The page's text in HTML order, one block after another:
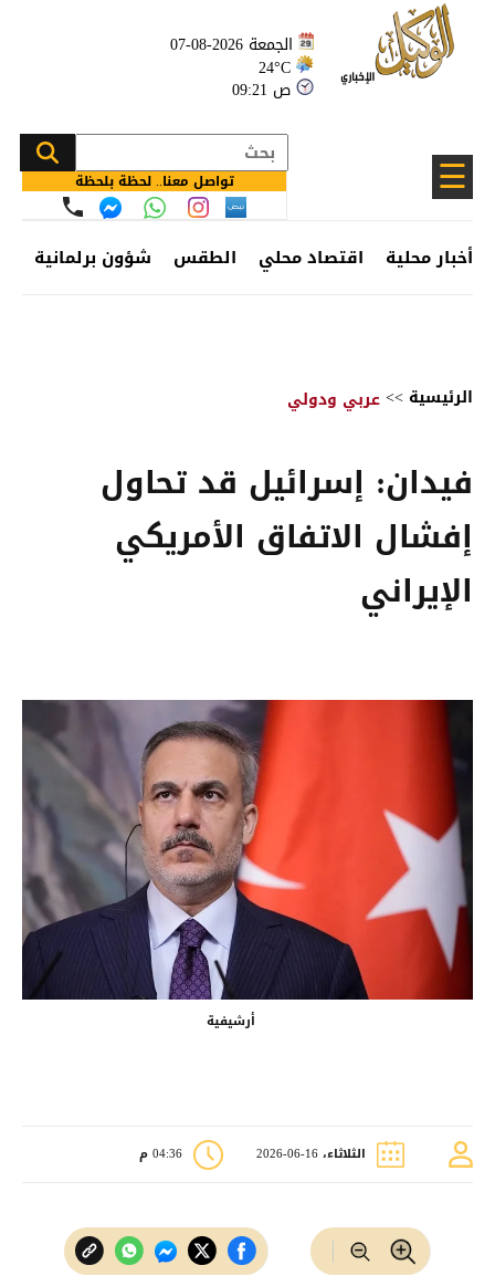
الجمعة 2026-08-07
24°C
09:21 ص
☰ تواصل معنا.. لحظة بلحظة
أخبار محلية اقتصاد محلي الطقس شؤون برلمانية
الرئيسية >>عربي ودولي
فيدان: إسرائيل قد تحاول
إفشال الاتفاق الأمريكي
الإيراني
أرشيفية
الثلاثاء، 16-06-2026 04:36 م